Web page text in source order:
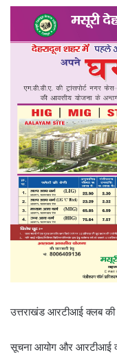
उत्तराखंड आरटीआई क्लब
सूचना आयोग और आरटीआई